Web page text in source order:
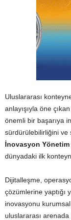
Uluslararası
anlayışıyla öne çıkan
önemli bir başarıya
sürdürülebilirliğini ve
İnovasyon Yönetim
dünyadaki ilk
Dijitalleşme,
çözümlerine yaptığı
inovasyonu
uluslararası